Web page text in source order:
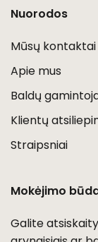
Nuorodos
Mūsų kontaktai
Apie mus
Baldų
Klientų
Straipsniai
Mokėjimo
Galite